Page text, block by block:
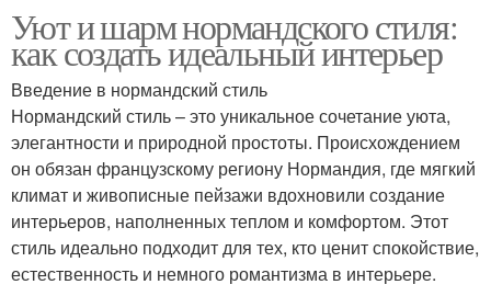
Уют и шарм нормандского стиля:
как создать идеальный интерьер
Введение в нормандский стиль
Нормандский стиль – это уникальное сочетание уюта,
элегантности и природной простоты. Происхождением
он обязан французскому региону Нормандия, где мягкий
климат и живописные пейзажи вдохновили создание
интерьеров, наполненных теплом и комфортом. Этот
стиль идеально подходит для тех, кто ценит спокойствие,
естественность и немного романтизма в интерьере.